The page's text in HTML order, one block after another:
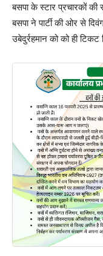
बसपा के स्टार प्रचारकों
बसपा ने पार्टी की ओर से
उबेदुर्रहमान को को ही टिकट